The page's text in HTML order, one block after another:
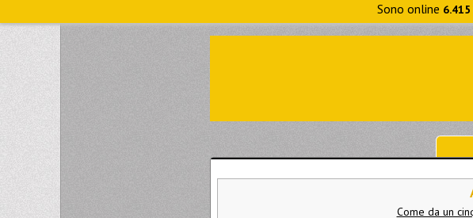
Sono online 6.415
Come da un